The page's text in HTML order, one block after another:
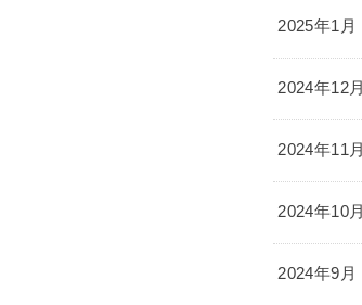
2025年1月
2024年12月
2024年11月
2024年10月
2024年9月